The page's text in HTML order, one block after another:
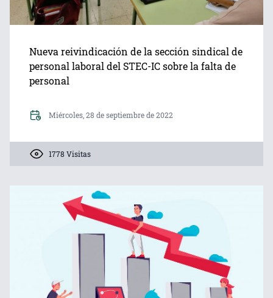
Nueva reivindicación de la sección sindical de
personal laboral del STEC-IC sobre la falta de
personal
Miércoles, 28 de septiembre de 2022
1778 Visitas